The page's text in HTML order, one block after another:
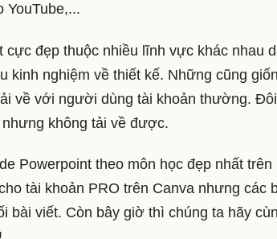
YouTube,...
đẹp thuộc nhiều lĩnh vực khác nhau
kinh nghiệm về thiết kế. Những cũng
về với người dùng tài khoản thường.
không tải về được.
Powerpoint theo môn học đẹp nhất trên
tài khoản PRO trên Canva nhưng các
bài viết. Còn bây giờ thì chúng ta hãy